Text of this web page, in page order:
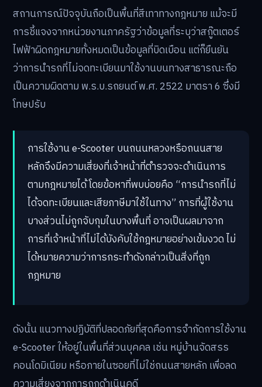
สถานการณ์ปัจจุบันถือเป็นพื้นที่สีเทาทางกฎหมาย แม้จะมี
การชี้แจงจากหน่วยงานภาครัฐว่าข้อมูลที่ระบุว่าสกู๊ตเตอร์
ไฟฟ้าผิดกฎหมายทั้งหมดเป็นข้อมูลที่บิดเบือน แต่ก็ยืนยัน
ว่าการนำรถที่ไม่จดทะเบียนมาใช้งานบนทางสาธารณะถือ
เป็นความผิดตาม พ.ร.บ.รถยนต์ พ.ศ. 2522 มาตรา 6 ซึ่งมี
โทษปรับ
การใช้งาน e-Scooter บนถนนหลวงหรือถนนสาย
หลักจึงมีความเสี่ยงที่เจ้าหน้าที่ตำรวจจะดำเนินการ
ตามกฎหมายได้ โดยข้อหาที่พบบ่อยคือ “การนำรถที่ไม่
ได้จดทะเบียนและเสียภาษีมาใช้ในทาง” การที่ผู้ใช้งาน
บางส่วนไม่ถูกจับกุมในบางพื้นที่ อาจเป็นผลมาจาก
การที่เจ้าหน้าที่ไม่ได้บังคับใช้กฎหมายอย่างเข้มงวด ไม่
ได้หมายความว่าการกระทำดังกล่าวเป็นสิ่งที่ถูก
กฎหมาย
ดังนั้น แนวทางปฏิบัติที่ปลอดภัยที่สุดคือการจำกัดการใช้งาน
e-Scooter ให้อยู่ในพื้นที่ส่วนบุคคล เช่น หมู่บ้านจัดสรร
คอนโดมิเนียม หรือภายในซอยที่ไม่ใช่ถนนสายหลัก เพื่อลด